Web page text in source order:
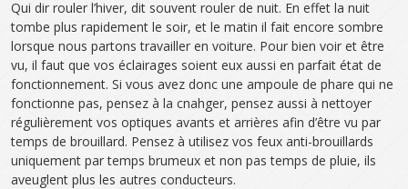
Qui dir rouler l’hiver, dit souvent rouler de nuit. En effet la nuit
tombe plus rapidement le soir, et le matin il fait encore sombre
lorsque nous partons travailler en voiture. Pour bien voir et être
vu, il faut que vos éclairages soient eux aussi en parfait état de
fonctionnement. Si vous avez donc une ampoule de phare qui ne
fonctionne pas, pensez à la cnahger, pensez aussi à nettoyer
régulièrement vos optiques avants et arrières afin d’être vu par
temps de brouillard. Pensez à utilisez vos feux anti-brouillards
uniquement par temps brumeux et non pas temps de pluie, ils
aveuglent plus les autres conducteurs.